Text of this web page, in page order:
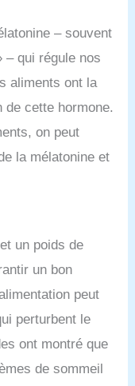
– souvent
– qui régule nos
aliments ont la
de cette hormone.
on peut
la mélatonine et
un poids de
un bon
peut
perturbent le
ont montré que
de sommeil